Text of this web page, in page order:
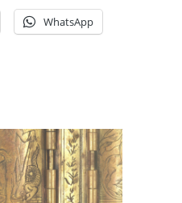
WhatsApp